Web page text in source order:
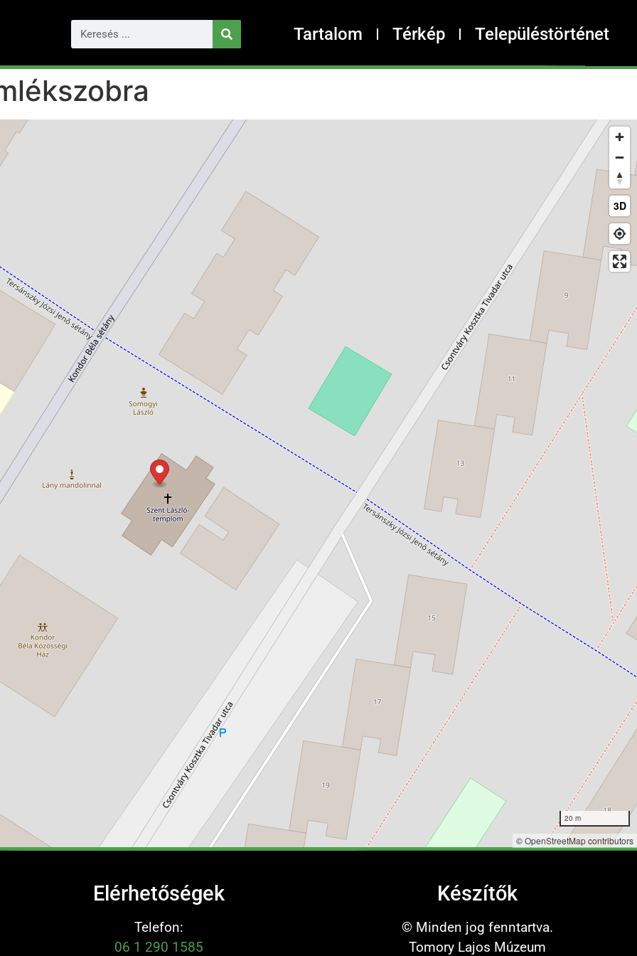
Tartalom Térkép Településtörténet
20 m
©OpenStreetMapcontributors
Elérhetőségek
Telefon:
06 1 290 1585
Készítők
© Minden jog fenntartva.
Tomory Lajos Múzeum